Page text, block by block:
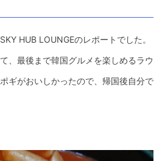
HUB LOUNGEのレポートでした。
、最後まで韓国グルメを楽しめるラウ
ギがおいしかったので、帰国後自分で